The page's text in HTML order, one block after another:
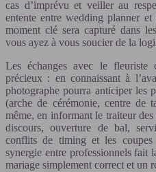
cas d’imprévu et veiller au
entente entre wedding planner
moment clé sera capturé dans
vous ayez à vous soucier de la
Les échanges avec le fleuriste
précieux : en connaissant à
photographe pourra anticiper les
(arche de cérémonie, centre de
même, en informant le traiteur
discours, ouverture de bal,
conflits de timing et les coupes
synergie entre professionnels fait
mariage simplement correct et un